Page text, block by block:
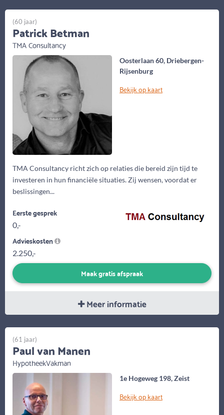
Oosterlaan 60, Driebergen-
Rijsenburg
Bekijk op kaart
TMA Consultancy richt zich op relaties die bereid zijn tijd te
investeren in hun financiële situaties. Zij wensen, voordat er
beslissingen...
(60 jaar)
Patrick Betman
TMA Consultancy
Eerste gesprek
0,-
Advieskosten
2.250,-
Maak gratis afspraak
Meer informatie
1e Hogeweg 198, Zeist
Bekijk op kaart
(61 jaar)
Paul van Manen
HypotheekVakman